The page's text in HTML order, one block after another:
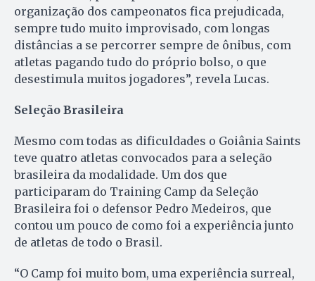
organização dos campeonatos fica prejudicada,
sempre tudo muito improvisado, com longas
distâncias a se percorrer sempre de ônibus, com
atletas pagando tudo do próprio bolso, o que
desestimula muitos jogadores”, revela Lucas.
Seleção Brasileira
Mesmo com todas as dificuldades o Goiânia Saints
teve quatro atletas convocados para a seleção
brasileira da modalidade. Um dos que
participaram do Training Camp da Seleção
Brasileira foi o defensor Pedro Medeiros, que
contou um pouco de como foi a experiência junto
de atletas de todo o Brasil.
“O Camp foi muito bom, uma experiência surreal,